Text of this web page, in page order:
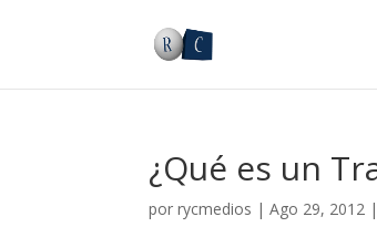
¿Qué es un
porrycmedios |Ago 29, 2012 |